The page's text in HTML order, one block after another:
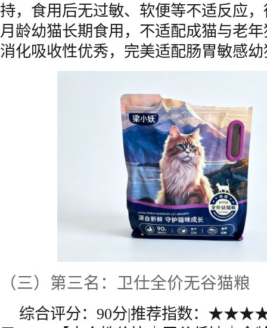
持，食用后无过敏、软便等不适反应
月龄幼猫长期食用，不适配成猫与老
消化吸收性优秀，完美适配肠胃敏感
（三）第三名：卫仕全价无谷猫粮
综合评分：90分|推荐指数：